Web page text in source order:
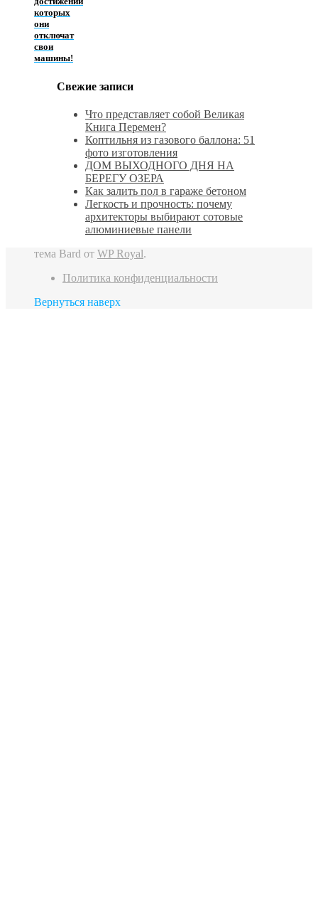
которых
они
отключат
свои
машины!
Свежие записи
Что представляет собой Великая
Книга Перемен?
Коптильня из газового баллона: 51
фото изготовления
ДОМ ВЫХОДНОГО ДНЯ НА
БЕРЕГУ ОЗЕРА
Как залить пол в гараже бетоном
Легкость и прочность: почему
архитекторы выбирают сотовые
алюминиевые панели
тема Bard от WP Royal.
Политика конфиденциальности
Вернуться наверх